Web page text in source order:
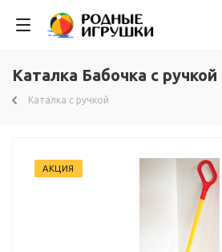
Каталка Бабочка с ручкой
Каталка с ручкой
АКЦИЯ